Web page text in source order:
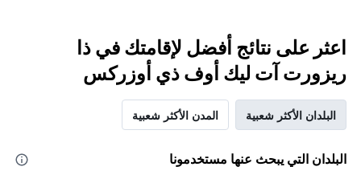
اعثر على نتائج أفضل لإقامتك في ذا
ريزورت آت ليك أوف ذي أوزركس
البلدان الأكثر شعبية المدن الأكثر شعبية
البلدان التي يبحث عنها مستخدمونا